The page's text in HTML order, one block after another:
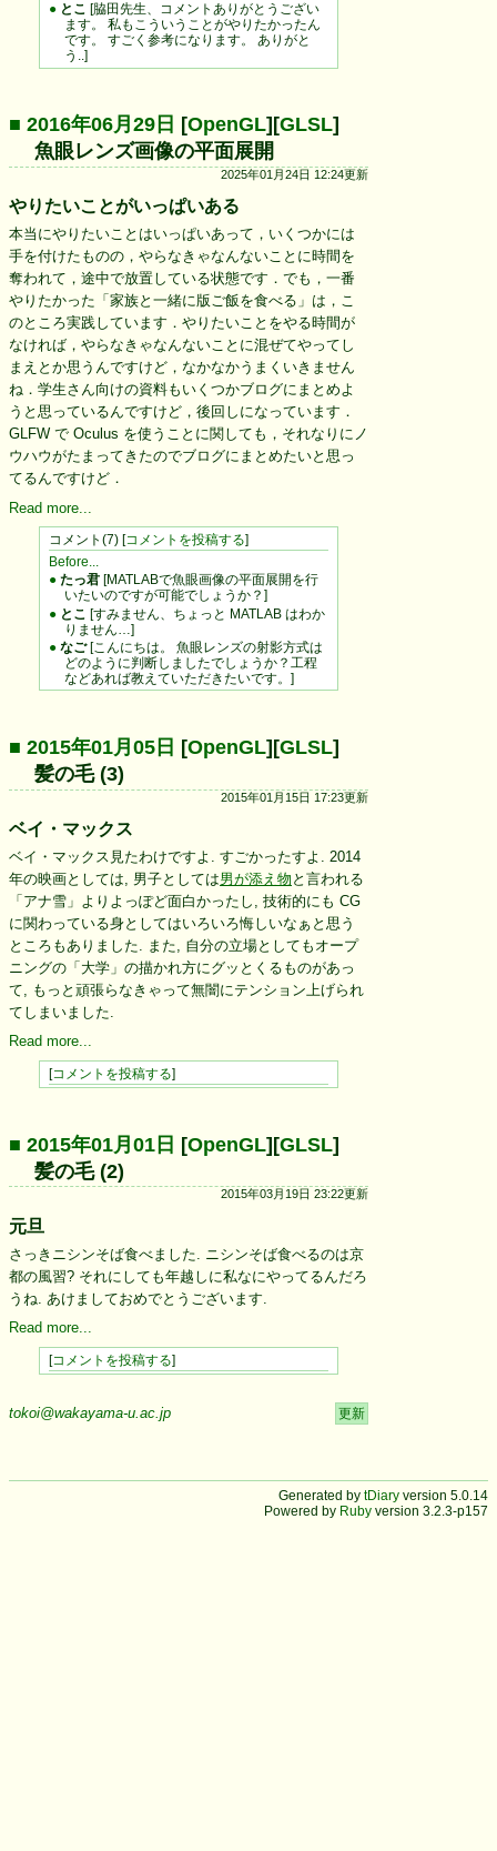
● とこ [脇田先生、コメントありがとうござい
ます。 私もこういうことがやりたかったん
です。 すごく参考になります。 ありがと
う..]
■ 2016年06月29日 [OpenGL][GLSL]
魚眼レンズ画像の平面展開
2025年01月24日 12:24更新
やりたいことがいっぱいある
本当にやりたいことはいっぱいあって，いくつかには
手を付けたものの，やらなきゃなんないことに時間を
奪われて，途中で放置している状態です．でも，一番
やりたかった「家族と一緒に版ご飯を食べる」は，こ
のところ実践しています．やりたいことをやる時間が
なければ，やらなきゃなんないことに混ぜてやってし
まえとか思うんですけど，なかなかうまくいきません
ね．学生さん向けの資料もいくつかブログにまとめよ
うと思っているんですけど，後回しになっています．
GLFW で Oculus を使うことに関しても，それなりにノ
ウハウがたまってきたのでブログにまとめたいと思っ
てるんですけど．
Read more...
コメント(7) [コメントを投稿する]
Before...
● たっ君[MATLABで魚眼画像の平面展開を行
いたいのですが可能でしょうか？]
● とこ [すみません、ちょっと MATLAB はわか
りません…]
● なご[こんにちは。 魚眼レンズの射影方式は
どのように判断しましたでしょうか？工程
などあれば教えていただきたいです。]
■ 2015年01月05日 [OpenGL][GLSL]
髪の毛 (3)
2015年01月15日 17:23更新
ベイ・マックス
ベイ・マックス見たわけですよ. すごかったすよ. 2014
年の映画としては, 男子としては男が添え物 と言われる
「アナ雪」よりよっぽど面白かったし, 技術的にも CG
に関わっている身としてはいろいろ悔しいなぁと思う
ところもありました. また, 自分の立場としてもオープ
ニングの「大学」の描かれ方にグッとくるものがあっ
て, もっと頑張らなきゃって無闇にテンション上げられ
てしまいました.
Read more...
[コメントを投稿する]
■ 2015年01月01日 [OpenGL][GLSL]
髪の毛 (2)
2015年03月19日 23:22更新
元旦
さっきニシンそば食べました. ニシンそば食べるのは京
都の風習? それにしても年越しに私なにやってるんだろ
うね. あけましておめでとうございます.
Read more...
[コメントを投稿する]
tokoi@wakayama-u.ac.jp 更新
Generated by tDiary version 5.0.14
Powered by Ruby version 3.2.3-p157